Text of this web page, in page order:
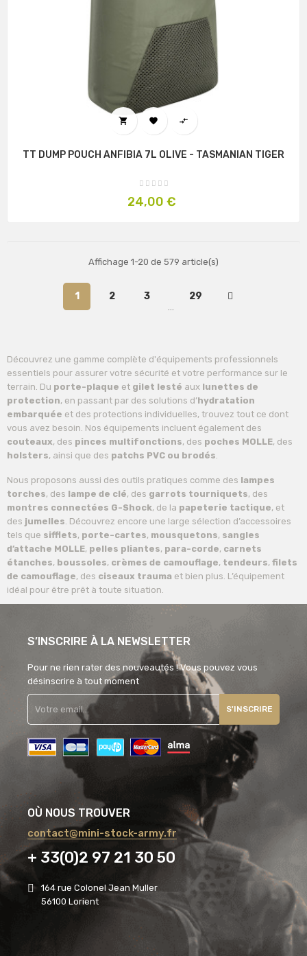
  
TT DUMP POUCH ANFIBIA 7L OLIVE - TASMANIAN TIGER
Prix
24,00 €
Affichage 1-20 de 579 article(s)
1 2 3 29
Découvrez une gamme complète d'équipements professionnels
essentiels pour assurer votre sécurité et votre performance sur le
terrain. Du porte-plaque et gilet lesté aux lunettes de
protection, en passant par des solutions d’hydratation
embarquée et des protections individuelles, trouvez tout ce dont
vous avez besoin. Nos équipements incluent également des
couteaux, des pinces multifonctions, des poches MOLLE, des
holsters, ainsi que des patchs PVC ou brodés
Nous proposons aussi des outils pratiques comme des lampes
torches, des lampe de clé, des garrots tourniquets, des
montres connectées G-Shock, de la papeterie tactique, et
des jumelles . Découvrez encore une large sélection d’accessoires
tels que sifflets, porte-cartes, mousquetons, sangles
d’attache MOLLE, pelles pliantes, para-corde, carnets
étanches, boussoles, crèmes de camouflage, tendeurs, filets
de camouflage, des ciseaux trauma et bien plus. L’équipement
idéal pour être prêt à toute situation.
S’INSCRIRE À LA NEWSLETTER
Pour ne rien rater des nouveautés ! Vous pouvez vous
désinscrire à tout moment
S'INSCRIRE
OÙ NOUS TROUVER
contact@mini-stock-army.fr
+ 33(0)2 97 21 30 50
164 rue Colonel Jean Muller
56100 Lorient